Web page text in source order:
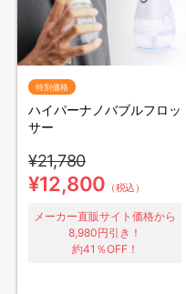
特別価格
ハイパーナノバブルフロッ
サー
¥21,780
¥12,800 （税込）
メーカー直販サイト価格から
8,980円引き！
約41％OFF！